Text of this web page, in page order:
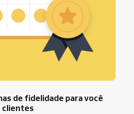
de fidelidade para você
clientes